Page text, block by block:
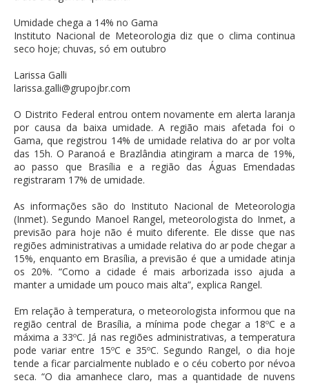
Umidade chega a 14% no Gama
Instituto Nacional de Meteorologia diz que o clima continua
seco hoje; chuvas, só em outubro
Larissa Galli
larissa.galli@grupojbr.com
O Distrito Federal entrou ontem novamente em alerta laranja
por causa da baixa umidade. A região mais afetada foi o
Gama, que registrou 14% de umidade relativa do ar por volta
das 15h. O Paranoá e Brazlândia atingiram a marca de 19%,
ao passo que Brasília e a região das Águas Emendadas
registraram 17% de umidade.
As informações são do Instituto Nacional de Meteorologia
(Inmet). Segundo Manoel Rangel, meteorologista do Inmet, a
previsão para hoje não é muito diferente. Ele disse que nas
regiões administrativas a umidade relativa do ar pode chegar a
15%, enquanto em Brasília, a previsão é que a umidade atinja
os 20%. “Como a cidade é mais arborizada isso ajuda a
manter a umidade um pouco mais alta”, explica Rangel.
Em relação à temperatura, o meteorologista informou que na
região central de Brasília, a mínima pode chegar a 18ºC e a
máxima a 33ºC. Já nas regiões administrativas, a temperatura
pode variar entre 15ºC e 35ºC. Segundo Rangel, o dia hoje
tende a ficar parcialmente nublado e o céu coberto por névoa
seca. “O dia amanhece claro, mas a quantidade de nuvens